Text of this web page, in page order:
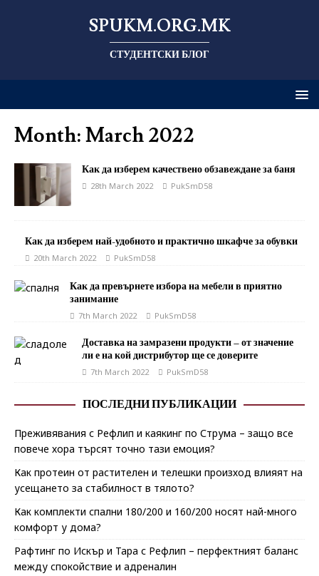
SPUKM.ORG.MK
СТУДЕНТСКИ БЛОГ
Month: March 2022
Как да изберем качествено обзавеждане за баня
28th March 2022 PukSmD58
Как да изберем най-удобното и практично шкафче за обувки
20th March 2022 PukSmD58
Как да превърнете избора на мебели в приятно
занимание
7th March 2022 PukSmD58
Доставка на замразени продукти – от значение
ли е на кой дистрибутор ще се доверите
7th March 2022 PukSmD58
ПОСЛЕДНИ ПУБЛИКАЦИИ
Преживявания с Рефлип и каякинг по Струма – защо все
повече хора търсят точно тази емоция?
Как протеин от растителен и телешки произход влияят на
усещането за стабилност в тялото?
Как комплекти спални 180/200 и 160/200 носят най-много
комфорт у дома?
Рафтинг по Искър и Тара с Рефлип – перфектният баланс
между спокойствие и адреналин